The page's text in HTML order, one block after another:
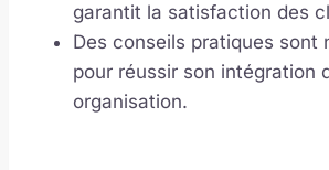
garantit la satisfaction des
Des conseils pratiques sont
pour réussir son intégration
organisation.